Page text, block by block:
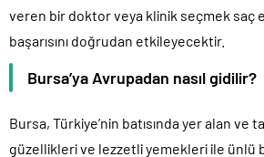
veren bir doktor veya klinik seçmek saç
başarısını doğrudan etkileyecektir.
Bursa’ya Avrupadan nasıl gidilir?
Bursa, Türkiye’nin batısında yer alan ve
güzellikleri ve lezzetli yemekleri ile ünlü